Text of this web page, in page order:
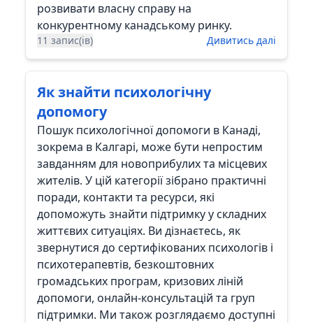
розвивати власну справу на
конкурентному канадському ринку.
11 запис(ів) Дивитись далі
Як знайти психологічну
допомогу
Пошук психологічної допомоги в Канаді,
зокрема в Калгарі, може бути непростим
завданням для новоприбулих та місцевих
жителів. У цій категорії зібрано практичні
поради, контакти та ресурси, які
допоможуть знайти підтримку у складних
життєвих ситуаціях. Ви дізнаєтесь, як
звернутися до сертифікованих психологів і
психотерапевтів, безкоштовних
громадських програм, кризових ліній
допомоги, онлайн-консультацій та груп
підтримки. Ми також розглядаємо доступні